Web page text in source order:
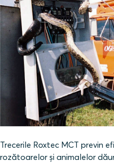
Trecerile Roxtec MCT previn
rozătoarelor și animalelor